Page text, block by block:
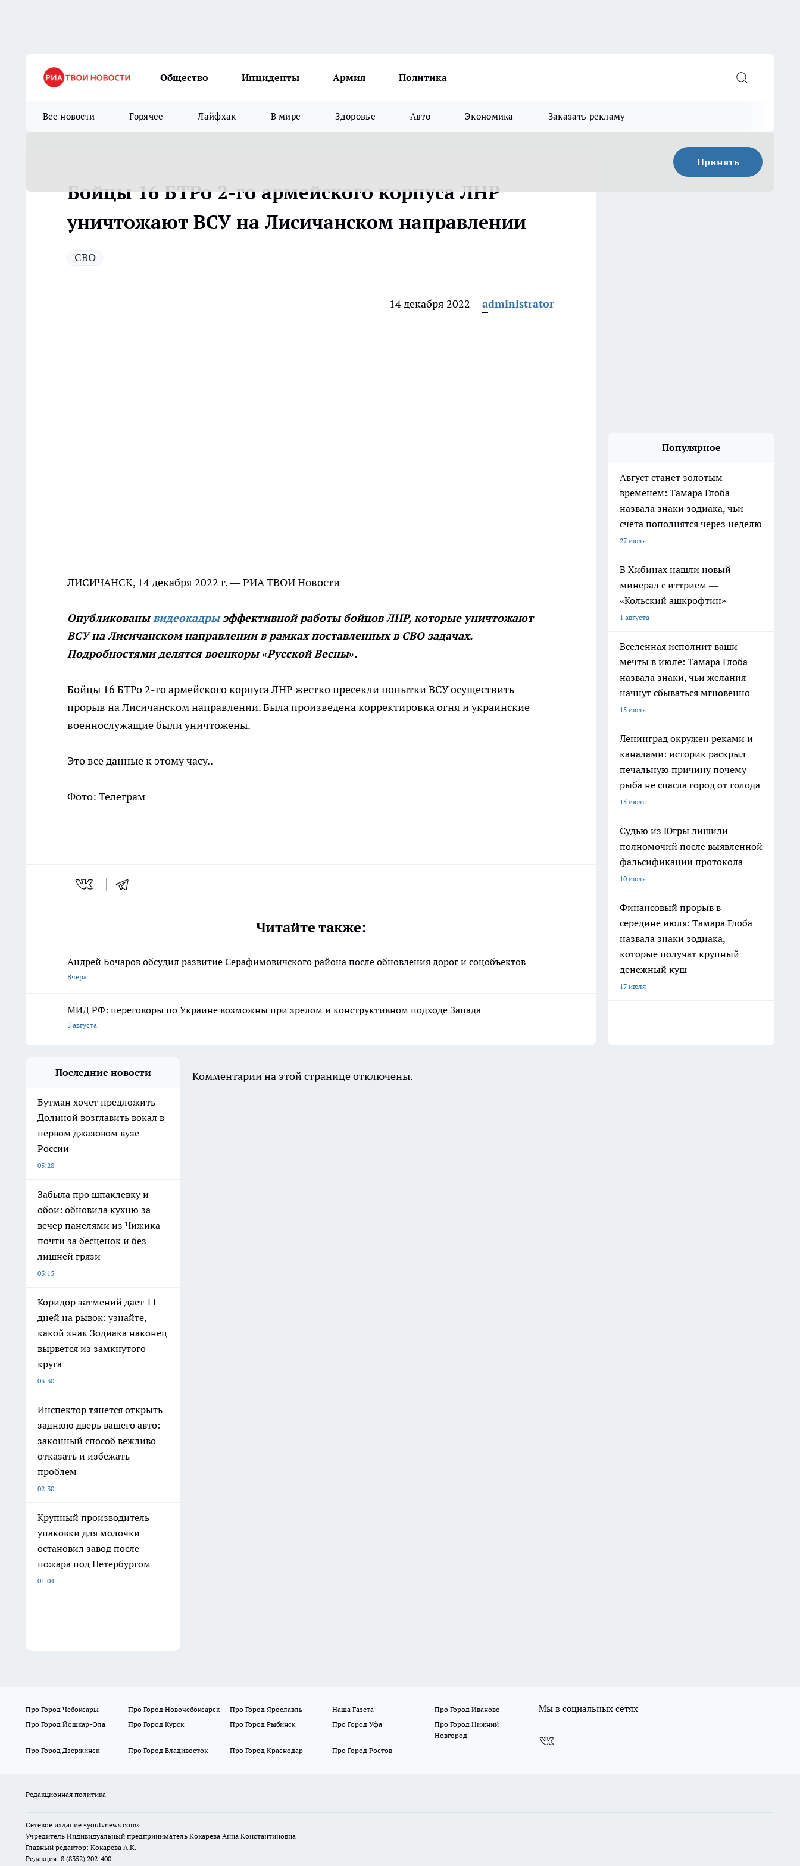
Общество Инциденты Армия Политика
Все новости Горячее Лайфхак В мире Здоровье Авто Экономика Заказать рекламу
Принять
Бойцы 16 БТРо 2-го армейского корпуса ЛНР
уничтожают ВСУ на Лисичанском направлении
СВО
14 декабря 2022 administrator
ЛИСИЧАНСК, 14 декабря 2022 г. — РИА ТВОИ Новости
Опубликованывидеокадрыэффективной работы бойцов ЛНР, которые уничтожают
ВСУ на Лисичанском направлении в рамках поставленных в СВО задачах.
Подробностями делятся военкоры «Русской Весны».
Бойцы 16 БТРо 2-го армейского корпуса ЛНР жестко пресекли попытки ВСУ осуществить
прорыв на Лисичанском направлении. Была произведена корректировка огня и украинские
военнослужащие были уничтожены.
Это все данные к этому часу..
Фото: Телеграм
Читайте также:
Андрей Бочаров обсудил развитие Серафимовичского района после обновления дорог и соцобъектов
Вчера
МИД РФ: переговоры по Украине возможны при зрелом и конструктивном подходе Запада
5 августа
Популярное
Август станет золотым
временем: Тамара Глоба
назвала знаки зодиака, чьи
счета пополнятся через неделю
27 июля
В Хибинах нашли новый
минерал с иттрием —
«Кольский ашкрофтин»
1 августа
Вселенная исполнит ваши
мечты в июле: Тамара Глоба
назвала знаки, чьи желания
начнут сбываться мгновенно
15 июля
Ленинград окружен реками и
каналами: историк раскрыл
печальную причину почему
рыба не спасла город от голода
15 июля
Судью из Югры лишили
полномочий после выявленной
фальсификации протокола
10 июля
Финансовый прорыв в
середине июля: Тамара Глоба
назвала знаки зодиака,
которые получат крупный
денежный куш
17 июля
Последние новости
Бутман хочет предложить
Долиной возглавить вокал в
первом джазовом вузе
России
05:28
Забыла про шпаклевку и
обои: обновила кухню за
вечер панелями из Чижика
почти за бесценок и без
лишней грязи
05:15
Коридор затмений дает 11
дней на рывок: узнайте,
какой знак Зодиака наконец
вырвется из замкнутого
круга
03:30
Инспектор тянется открыть
заднюю дверь вашего авто:
законный способ вежливо
отказать и избежать
проблем
02:30
Крупный производитель
упаковки для молочки
остановил завод после
пожара под Петербургом
01:04
Комментарии на этой странице отключены.
Про Город Чебоксары Про Город Новочебоксарск Про Город Ярославль Наша Газета
Про Город Иваново
Про Город Йошкар-Ола
Про Город Курск Про Город Рыбинск Про Город Уфа
Про Город Нижний
Новгород
Про Город Дзержинск
Про Город Владивосток Про Город Краснодар Про Город Ростов
Мы в социальных сетях
Редакционная политика
Сетевое издание «youtvnews.com»
Учредитель Индивидуальный предприниматель Кокарева Анна Константиновна
Главный редактор: Кокарева А.К.
Редакция: 8 (8352) 202-400